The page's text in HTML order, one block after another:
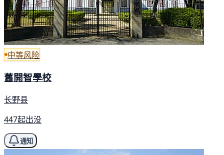
中等风险
舊開智學校
长野县
447起出没
通知